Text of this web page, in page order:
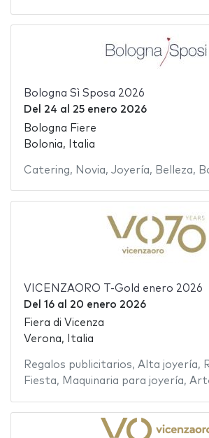
Bologna Sì Sposa 2026
Del 24 al 25 enero 2026
Bologna Fiere
Bolonia, Italia
Catering, Novia, Joyería, Belleza,
VICENZAORO T-Gold enero 2026
Del 16al 20 enero 2026
Fiera di Vicenza
Verona, Italia
Regalos publicitarios, Alta joyería,
Fiesta, Maquinaria para joyería,